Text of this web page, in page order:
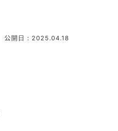
公開日：2025.04.18